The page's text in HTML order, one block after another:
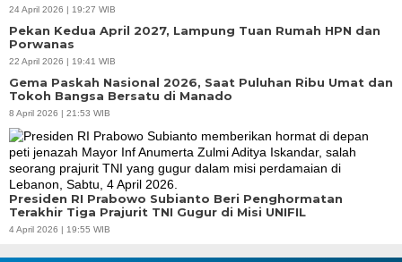
24 April 2026 | 19:27 WIB
Pekan Kedua April 2027, Lampung Tuan Rumah HPN dan
Porwanas
22 April 2026 | 19:41 WIB
Gema Paskah Nasional 2026, Saat Puluhan Ribu Umat dan
Tokoh Bangsa Bersatu di Manado
8 April 2026 | 21:53 WIB
Presiden RI Prabowo Subianto Beri Penghormatan
Terakhir Tiga Prajurit TNI Gugur di Misi UNIFIL
4 April 2026 | 19:55 WIB